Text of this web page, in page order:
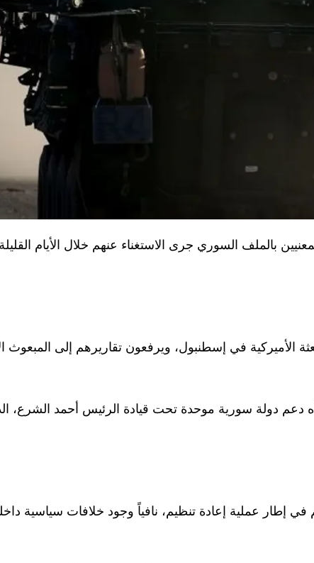
بالملف السوري جرى الاستغناء عنهم خلال الأيام
الأميركية في إسطنبول، ويرفعون تقاريرهم إلى
دعم دولة سورية موحدة تحت قيادة الرئيس أحمد الشرع،
إطار عملية إعادة تنظيم، نافياً وجود خلافات سياسية